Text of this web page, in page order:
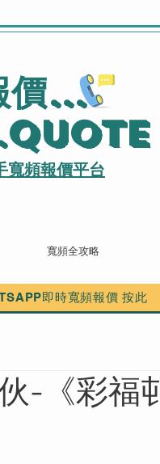
價...
寬頻報價平台
寬頻全攻略
即時寬頻報價 按此
-《彩福